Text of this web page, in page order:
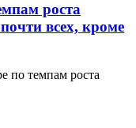
роста
всех, кроме
по темпам роста